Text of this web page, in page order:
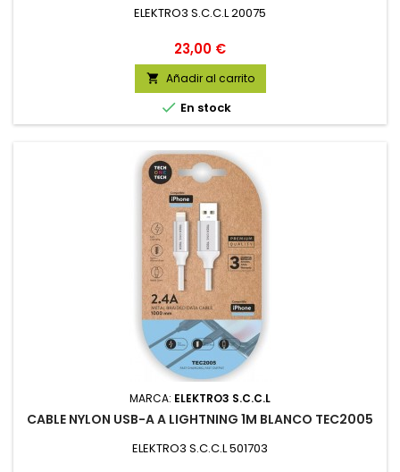
ELEKTRO3 S.C.C.L 20075
Precio
23,00 €
 Añadir al carrito
 En stock
MARCA: ELEKTRO3 S.C.C.L
CABLE NYLON USB-A A LIGHTNING 1M BLANCO TEC2005
ELEKTRO3 S.C.C.L 501703